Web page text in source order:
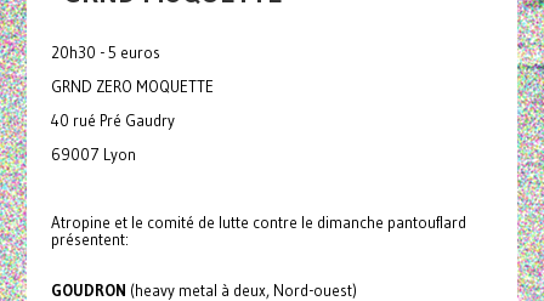
20h30 - 5 euros
GRND ZERO MOQUETTE
40 rué Pré Gaudry
69007 Lyon
Atropine et le comité de lutte contre le dimanche pantouflard
présentent:
GOUDRON (heavy metal à deux, Nord-ouest)